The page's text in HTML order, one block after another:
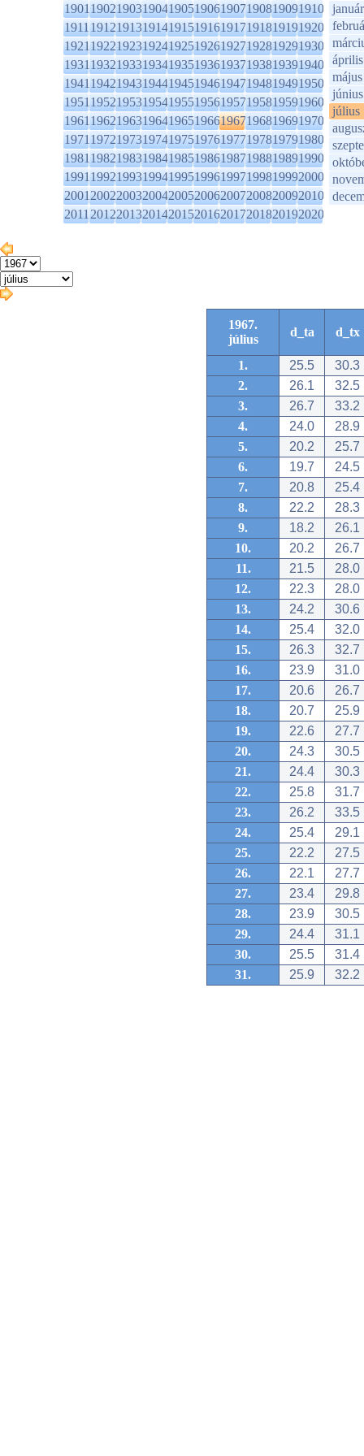
1901190219031904190519061907190819091910
1911191219131914191519161917191819191920
1921192219231924192519261927192819291930
1931193219331934193519361937193819391940
1941194219431944194519461947194819491950
1951195219531954195519561957195819591960
1961196219631964196519661967196819691970
1971197219731974197519761977197819791980
1981198219831984198519861987198819891990
1991199219931994199519961997199819992000
2001200220032004200520062007200820092010
2011201220132014201520162017201820192020
január
április
május
június
július
1967.
július
d_ta d_tx
1. 25.5
30.3
2.
26.1
32.5
3.
26.7
33.2
4.
24.0
28.9
5.
20.2
25.7
6.
19.7
24.5
7.
20.8
25.4
8.
22.2
28.3
9.
18.2
26.1
10.
20.2
26.7
11.
21.5
28.0
12.
22.3
28.0
13.
24.2
30.6
14.
25.4
32.0
15.
26.3
32.7
16.
23.9
31.0
17.
20.6
26.7
18.
20.7
25.9
19.
22.6
27.7
20.
24.3
30.5
21.
24.4
30.3
22.
25.8
31.7
23.
26.2
33.5
24.
25.4
29.1
25.
22.2
27.5
26.
22.1
27.7
27.
23.4
29.8
28.
23.9
30.5
29.
24.4
31.1
30.
25.5
31.4
31.
25.9 32.2